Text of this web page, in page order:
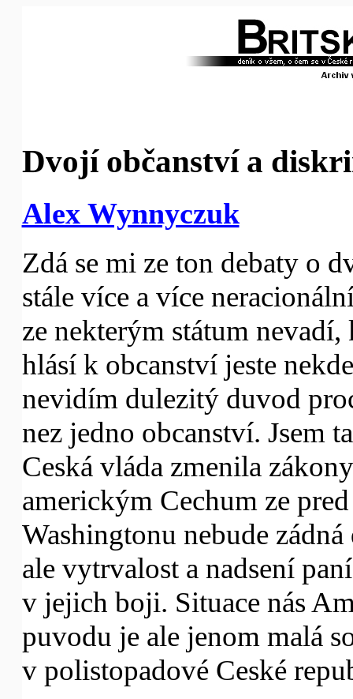
Dvojí občanství a
Alex Wynnyczuk
Zdá se mi ze ton debaty o
stále více a více
ze nekterým státum nevadí,
hlásí k obcanství jeste
nevidím dulezitý duvod
nez jedno obcanství. Jsem
Ceská vláda zmenila
americkým Cechum ze
Washingtonu nebude
ale vytrvalost a nadsení
v jejich boji. Situace nás
puvodu je ale jenom malá
v polistopadové Ceské